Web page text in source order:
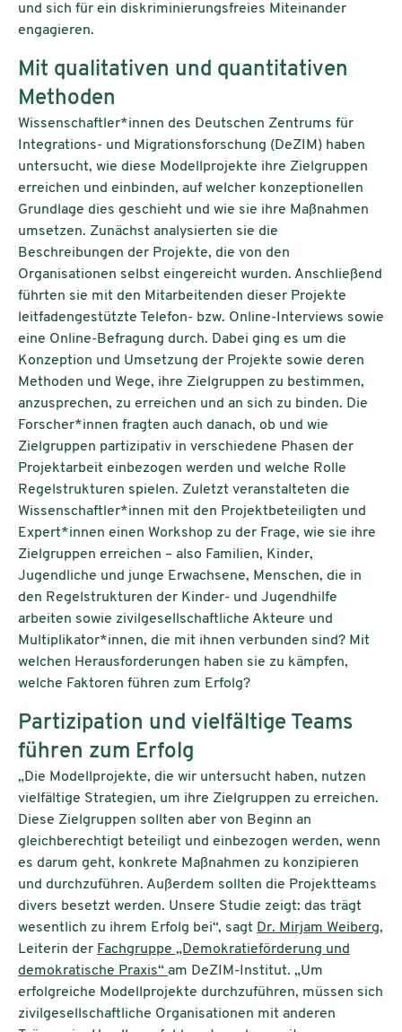
und sich für ein diskriminierungsfreies Miteinander
engagieren.
Mit qualitativen und quantitativen
Methoden
Wissenschaftler*innen des Deutschen Zentrums für
Integrations- und Migrationsforschung (DeZIM) haben
untersucht, wie diese Modellprojekte ihre Zielgruppen
erreichen und einbinden, auf welcher konzeptionellen
Grundlage dies geschieht und wie sie ihre Maßnahmen
umsetzen. Zunächst analysierten sie die
Beschreibungen der Projekte, die von den
Organisationen selbst eingereicht wurden. Anschließend
führten sie mit den Mitarbeitenden dieser Projekte
leitfadengestützte Telefon- bzw. Online-Interviews sowie
eine Online-Befragung durch. Dabei ging es um die
Konzeption und Umsetzung der Projekte sowie deren
Methoden und Wege, ihre Zielgruppen zu bestimmen,
anzusprechen, zu erreichen und an sich zu binden. Die
Forscher*innen fragten auch danach, ob und wie
Zielgruppen partizipativ in verschiedene Phasen der
Projektarbeit einbezogen werden und welche Rolle
Regelstrukturen spielen. Zuletzt veranstalteten die
Wissenschaftler*innen mit den Projektbeteiligten und
Expert*innen einen Workshop zu der Frage, wie sie ihre
Zielgruppen erreichen – also Familien, Kinder,
Jugendliche und junge Erwachsene, Menschen, die in
den Regelstrukturen der Kinder- und Jugendhilfe
arbeiten sowie zivilgesellschaftliche Akteure und
Multiplikator*innen, die mit ihnen verbunden sind? Mit
welchen Herausforderungen haben sie zu kämpfen,
welche Faktoren führen zum Erfolg?
Partizipation und vielfältige Teams
führen zum Erfolg
„Die Modellprojekte, die wir untersucht haben, nutzen
vielfältige Strategien, um ihre Zielgruppen zu erreichen.
Diese Zielgruppen sollten aber von Beginn an
gleichberechtigt beteiligt und einbezogen werden, wenn
es darum geht, konkrete Maßnahmen zu konzipieren
und durchzuführen. Außerdem sollten die Projektteams
divers besetzt werden. Unsere Studie zeigt: das trägt
wesentlich zu ihrem Erfolg bei“, sagt Dr. Mirjam Weiberg,
Leiterin der Fachgruppe „Demokratieförderung und
demokratische Praxis“ am DeZIM-Institut. „Um
erfolgreiche Modellprojekte durchzuführen, müssen sich
zivilgesellschaftliche Organisationen mit anderen